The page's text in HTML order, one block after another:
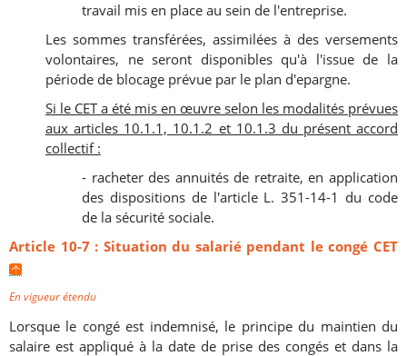
travail mis en place au sein de l'entreprise.
Les sommes transférées, assimilées à des versements
volontaires, ne seront disponibles qu'à l'issue de la
période de blocage prévue par le plan d'epargne.
Si le CET a été mis en œuvre selon les modalités prévues
aux articles 10.1.1, 10.1.2 et 10.1.3 du présent accord
collectif :
- racheter des annuités de retraite, en application
des dispositions de l'article L. 351-14-1 du code
de la sécurité sociale.
Article 10-7 : Situation du salarié pendant le congé CET
En vigueur étendu
Lorsque le congé est indemnisé, le principe du maintien du
salaire est appliqué à la date de prise des congés et dans la